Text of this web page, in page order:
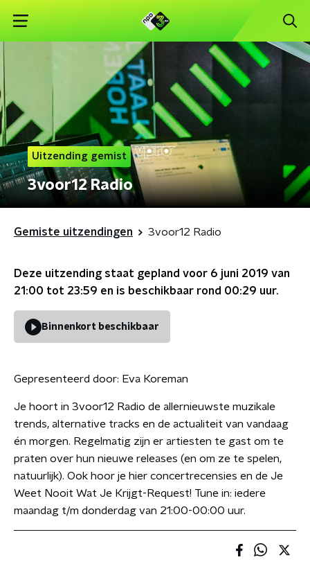
Uitzending gemist
3voor12 Radio
Gemiste uitzendingen 3voor12 Radio
Deze uitzending staat gepland voor 6 juni 2019 van
21:00 tot 23:59 en is beschikbaar rond 00:29 uur.
Binnenkort beschikbaar
Gepresenteerd door: Eva Koreman
Je hoort in 3voor12 Radio de allernieuwste muzikale
trends, alternative tracks en de actualiteit van vandaag
én morgen. Regelmatig zijn er artiesten te gast om te
praten over hun nieuwe releases (en om ze te spelen,
natuurlijk). Ook hoor je hier concertrecensies en de Je
Weet Nooit Wat Je Krijgt-Request! Tune in: iedere
maandag t/m donderdag van 21:00-00:00 uur.